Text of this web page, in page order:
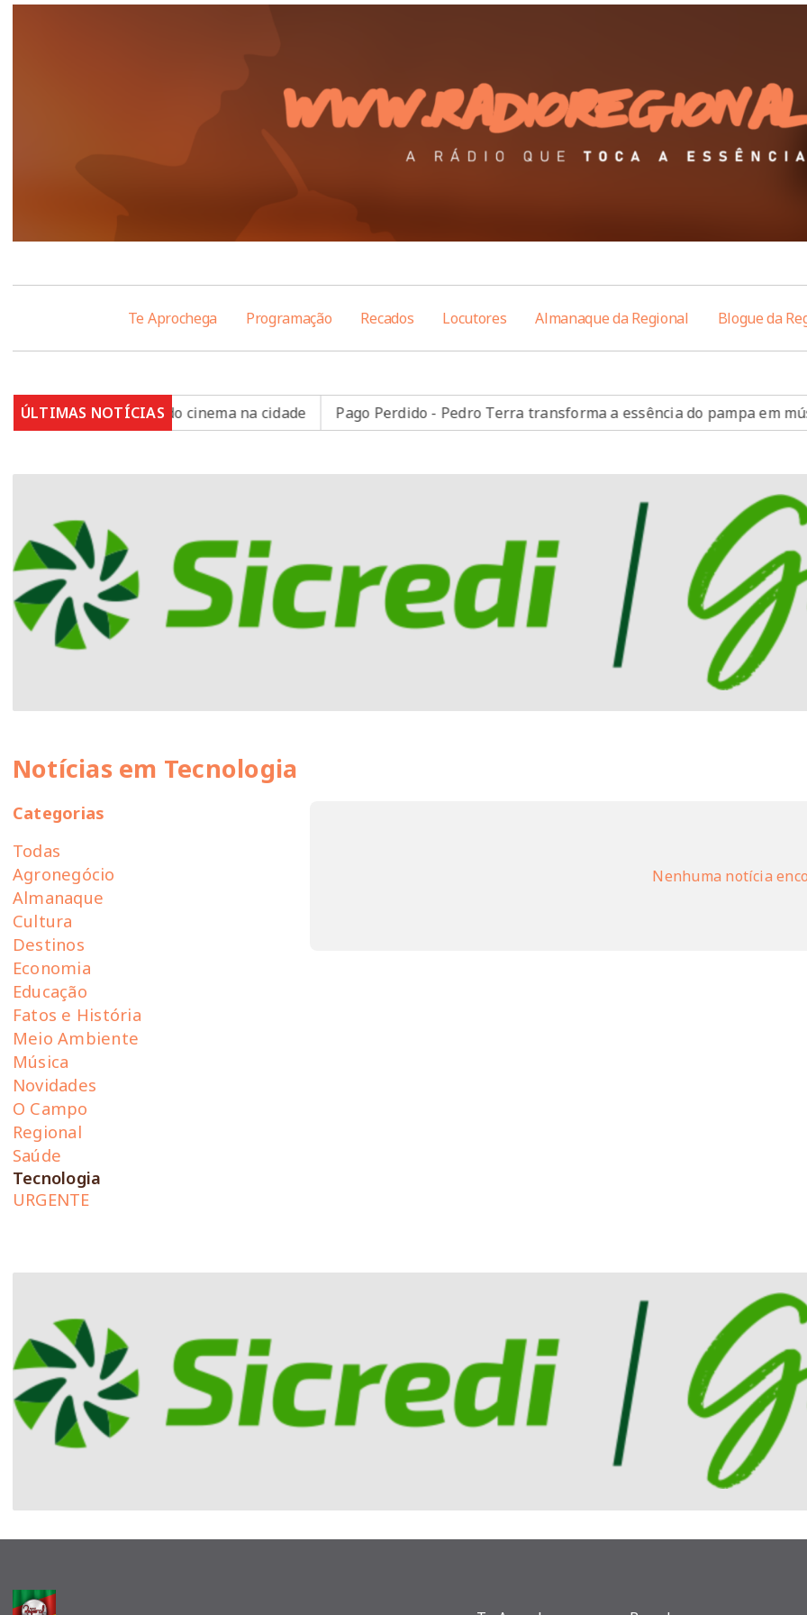
Te Aprochega Programação Recados Locutores Almanaque da Regional Blogue da
ÚLTIMAS NOTÍCIAS
a tradição do cinema na cidade Pago Perdido - Pedro Terra transforma a essência do pampa em música,
Notícias em Tecnologia
Categorias
Todas
Agronegócio
Almanaque
Cultura
Destinos
Economia
Educação
Fatos e História
Meio Ambiente
Música
Novidades
O Campo
Regional
Saúde
Tecnologia
URGENTE
Nenhuma notícia